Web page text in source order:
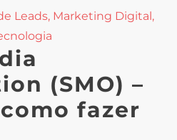
Leads, Marketing Digital,
(SMO) –
fazer